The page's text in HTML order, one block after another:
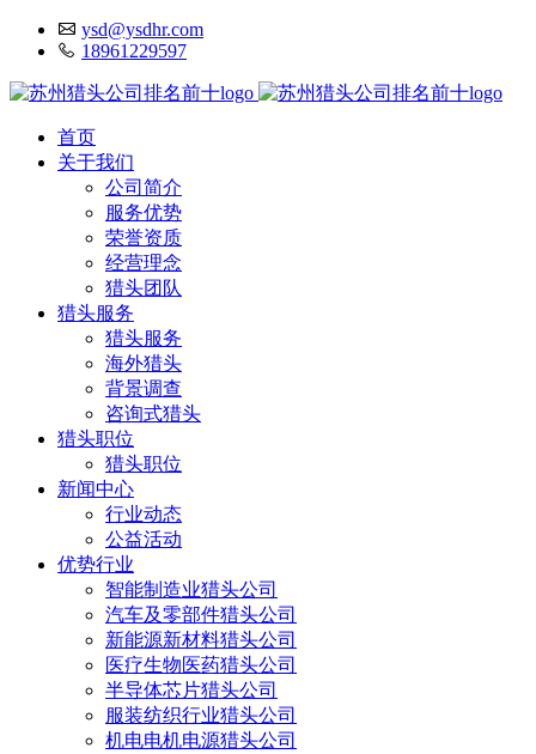
ysd@ysdhr.com
18961229597
首页
关于我们
公司简介
服务优势
荣誉资质
经营理念
猎头团队
猎头服务
猎头服务
海外猎头
背景调查
咨询式猎头
猎头职位
猎头职位
新闻中心
行业动态
公益活动
优势行业
智能制造业猎头公司
汽车及零部件猎头公司
新能源新材料猎头公司
医疗生物医药猎头公司
半导体芯片猎头公司
服装纺织行业猎头公司
机电电机电源猎头公司